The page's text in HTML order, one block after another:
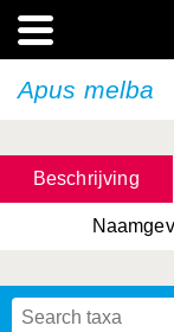
Apus melba
Beschrijving